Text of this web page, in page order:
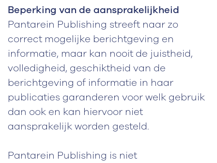
Beperking van de aansprakelijkheid
Pantarein Publishing streeft naar zo
correct mogelijke berichtgeving en
informatie, maar kan nooit de juistheid,
volledigheid, geschiktheid van de
berichtgeving of informatie in haar
publicaties garanderen voor welk gebruik
dan ook en kan hiervoor niet
aansprakelijk worden gesteld.
Pantarein Publishing is niet